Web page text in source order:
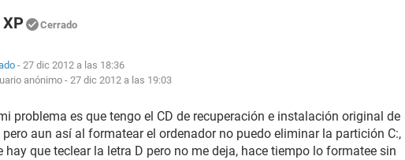
Cerrado
- 27 dic 2012 a las 18:36
anónimo - 27 dic 2012 a las 19:03
problema es que tengo el CD de recuperación e instalación original de
aun así al formatear el ordenador no puedo eliminar la partición C:,
hay que teclear la letra D pero no me deja, hace tiempo lo formatee sin